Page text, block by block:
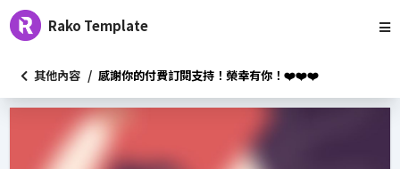
Rako Template
其他內容 / 感謝你的付費訂閱支持！榮幸有你！❤️❤️❤️